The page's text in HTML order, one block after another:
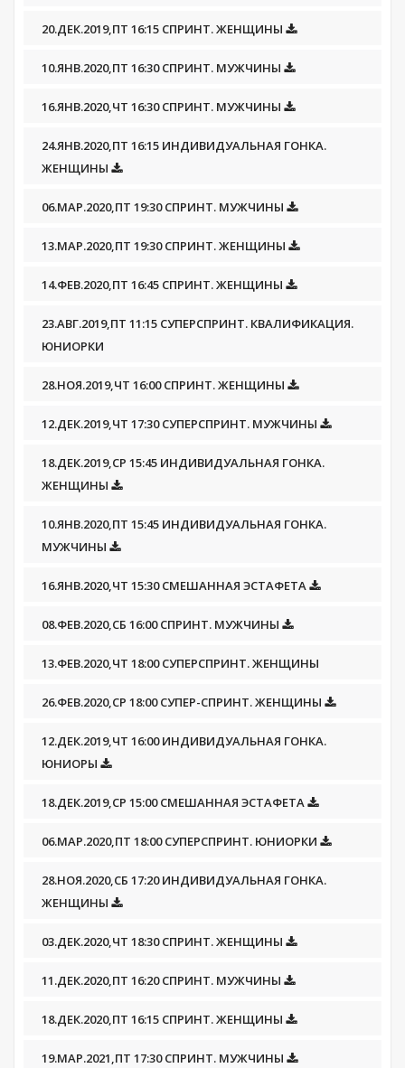
20.ДЕК.2019,ПТ 16:15 СПРИНТ. ЖЕНЩИНЫ
10.ЯНВ.2020,ПТ 16:30 СПРИНТ. МУЖЧИНЫ
16.ЯНВ.2020,ЧТ 16:30 СПРИНТ. МУЖЧИНЫ
24.ЯНВ.2020,ПТ 16:15 ИНДИВИДУАЛЬНАЯ ГОНКА.
ЖЕНЩИНЫ
06.МАР.2020,ПТ 19:30 СПРИНТ. МУЖЧИНЫ
13.МАР.2020,ПТ 19:30 СПРИНТ. ЖЕНЩИНЫ
14.ФЕВ.2020,ПТ 16:45 СПРИНТ. ЖЕНЩИНЫ
23.АВГ.2019,ПТ 11:15 СУПЕРСПРИНТ. КВАЛИФИКАЦИЯ.
ЮНИОРКИ
28.НОЯ.2019,ЧТ 16:00 СПРИНТ. ЖЕНЩИНЫ
12.ДЕК.2019,ЧТ 17:30 СУПЕРСПРИНТ. МУЖЧИНЫ
18.ДЕК.2019,СР 15:45 ИНДИВИДУАЛЬНАЯ ГОНКА.
ЖЕНЩИНЫ
10.ЯНВ.2020,ПТ 15:45 ИНДИВИДУАЛЬНАЯ ГОНКА.
МУЖЧИНЫ
16.ЯНВ.2020,ЧТ 15:30 СМЕШАННАЯ ЭСТАФЕТА
08.ФЕВ.2020,СБ 16:00 СПРИНТ. МУЖЧИНЫ
13.ФЕВ.2020,ЧТ 18:00 СУПЕРСПРИНТ. ЖЕНЩИНЫ
26.ФЕВ.2020,СР 18:00 СУПЕР-СПРИНТ. ЖЕНЩИНЫ
12.ДЕК.2019,ЧТ 16:00 ИНДИВИДУАЛЬНАЯ ГОНКА.
ЮНИОРЫ
18.ДЕК.2019,СР 15:00 СМЕШАННАЯ ЭСТАФЕТА
06.МАР.2020,ПТ 18:00 СУПЕРСПРИНТ. ЮНИОРКИ
28.НОЯ.2020,СБ 17:20 ИНДИВИДУАЛЬНАЯ ГОНКА.
ЖЕНЩИНЫ
03.ДЕК.2020,ЧТ 18:30 СПРИНТ. ЖЕНЩИНЫ
11.ДЕК.2020,ПТ 16:20 СПРИНТ. МУЖЧИНЫ
18.ДЕК.2020,ПТ 16:15 СПРИНТ. ЖЕНЩИНЫ
19.МАР.2021,ПТ 17:30 СПРИНТ. МУЖЧИНЫ